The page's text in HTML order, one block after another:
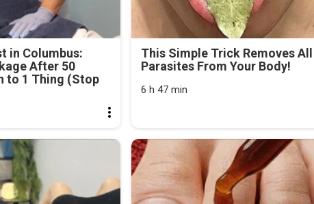
in Columbus:
After 50
to 1 Thing (Stop
This Simple Trick Removes All
Parasites From Your Body!
6 h 47 min